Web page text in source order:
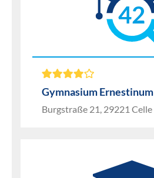
42
Gymnasium Ernestinum
Burgstraße 21, 29221 Celle